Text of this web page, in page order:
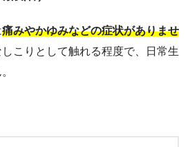
痛みやかゆみなどの症状がありませ
こりとして触れる程度で、日常生